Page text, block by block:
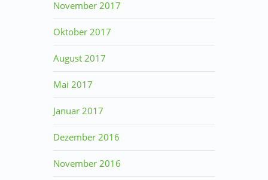
November 2017
Oktober 2017
August 2017
Mai 2017
Januar 2017
Dezember 2016
November 2016